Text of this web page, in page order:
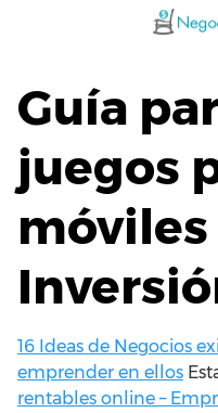
Guía
juegos
móviles
16 Ideas de Negocios
emprender en ellos
rentables online –